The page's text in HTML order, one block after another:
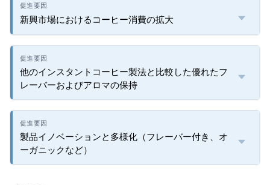
新興市場におけるコーヒー消費の拡大
他のインスタントコーヒー製法と比較した優れたフ
レーバーおよびアロマの保持
製品イノベーションと多様化（フレーバー付き、オ
ーガニックなど）